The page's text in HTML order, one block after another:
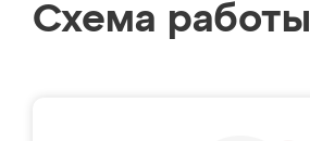
Схема работы